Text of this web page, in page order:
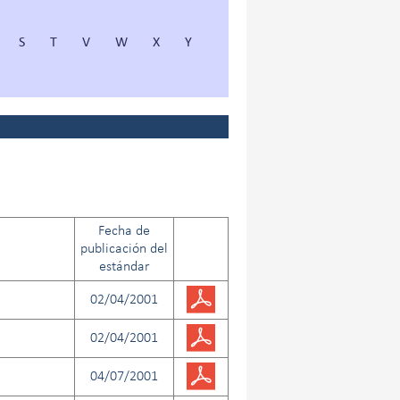
S T V W X
Y
Fecha de
publicación del
estándar
02/04/2001
02/04/2001
04/07/2001